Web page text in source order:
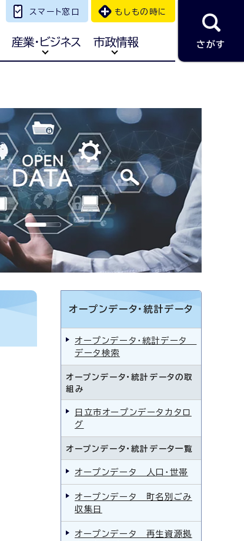
スマート窓口 もしもの時に
産業・ビジネス 市政情報 さがす
オープンデータ・統計データ
オープンデータ・統計データ
データ検索
オープンデータ・統計データの取
組み
日立市オープンデータカタロ
グ
オープンデータ・統計データ一覧
オープンデータ 人口・世帯
オープンデータ 町名別ごみ
収集日
オープンデータ 再生資源拠